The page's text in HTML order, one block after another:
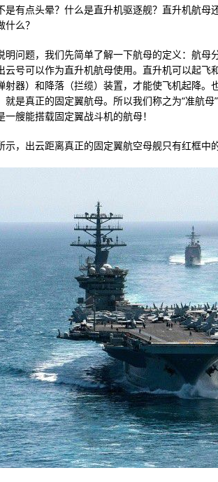
是哪个动画先出
的军用飞机了
游戏怎么使用
！
不到
是有点头晕？什么是直升机驱逐舰？直升机航
什么？
明问题，我们先简单了解一下航母的定义：航
云号可以作为直升机航母使用。直升机可以起
射器）和降落（拦缆）装置，才能使飞机起降
就是真正的固定翼航母。所以我们称之为“准航
一艘能搭载固定翼战斗机的航母！
示，出云距离真正的固定翼航空母舰只有红框中